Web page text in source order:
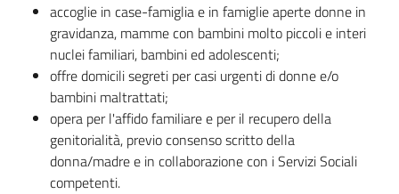
Newsletter
accoglie in case-famiglia e in famiglie aperte donne in
gravidanza, mamme con bambini molto piccoli e interi
nuclei familiari, bambini ed adolescenti;
offre domicili segreti per casi urgenti di donne e/o
bambini maltrattati;
opera per l'affido familiare e per il recupero della
genitorialità, previo consenso scritto della
donna/madre e in collaborazione con i Servizi Sociali
competenti.